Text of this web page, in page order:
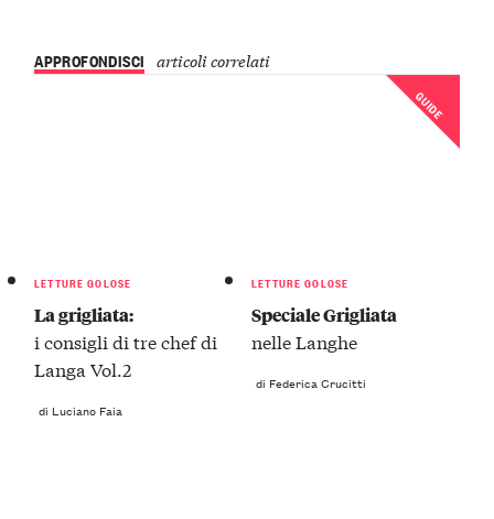
APPROFONDISCI articoli correlati
LETTURE GOLOSE
La grigliata:
i consigli di tre chef di
Langa Vol.2
di Luciano Faia
GUIDE
LETTURE GOLOSE
Speciale Grigliata
nelle Langhe
di Federica Crucitti